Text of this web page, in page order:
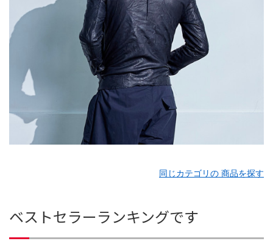
同じカテゴリの 商品を探す
ベストセラーランキングです